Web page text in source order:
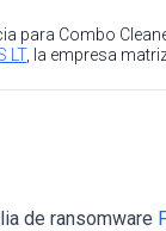
para Combo
LT, la empresa
de ransomware